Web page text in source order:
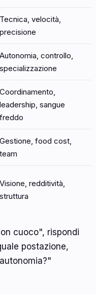
Tecnica, velocità,
precisione
Autonomia, controllo,
specializzazione
Coordinamento,
leadership, sangue
freddo
Gestione, food cost,
team
Visione, redditività,
struttura
cuoco", rispondi
postazione,